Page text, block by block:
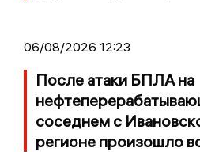
06/08/2026 12:23
После атаки БПЛА на
соседнем с
регионе произошло